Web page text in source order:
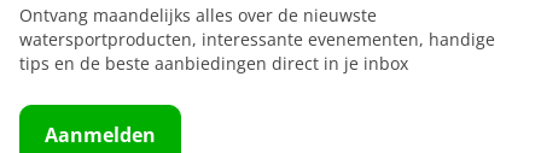
Ontvang maandelijks alles over de nieuwste
watersportproducten, interessante evenementen, handige
tips en de beste aanbiedingen direct in je inbox
Aanmelden